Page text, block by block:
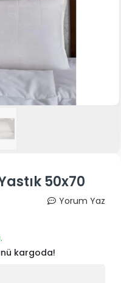
50x70
Yorum Yaz
kargoda!